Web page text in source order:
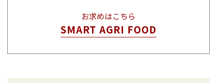
お求めはこちら
SMART AGRI FOOD